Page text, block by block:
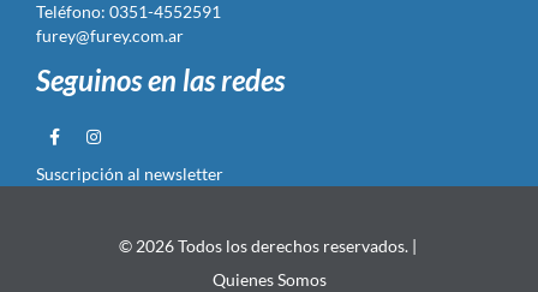
Teléfono: 0351-4552591
furey@furey.com.ar
Seguinos en las redes
Suscripción al newsletter
© 2026 Todos los derechos reservados. |
Quienes Somos